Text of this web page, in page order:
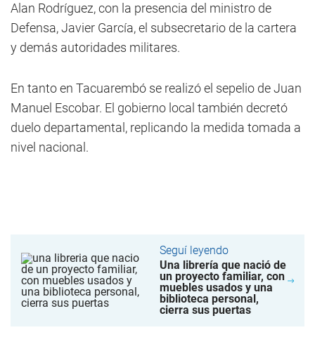
Alan Rodríguez, con la presencia del ministro de
Defensa, Javier García, el subsecretario de la cartera
y demás autoridades militares.
En tanto en Tacuarembó se realizó el sepelio de Juan
Manuel Escobar. El gobierno local también decretó
duelo departamental, replicando la medida tomada a
nivel nacional.
Seguí leyendo
Una librería que nació de
un proyecto familiar, con
muebles usados y una
biblioteca personal,
cierra sus puertas